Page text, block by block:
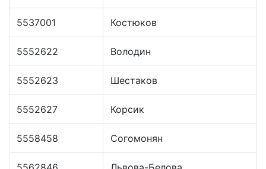
5537001 Костюков
5552622 Володин
5552623 Шестаков
5552627 Корсик
5558458 Согомонян